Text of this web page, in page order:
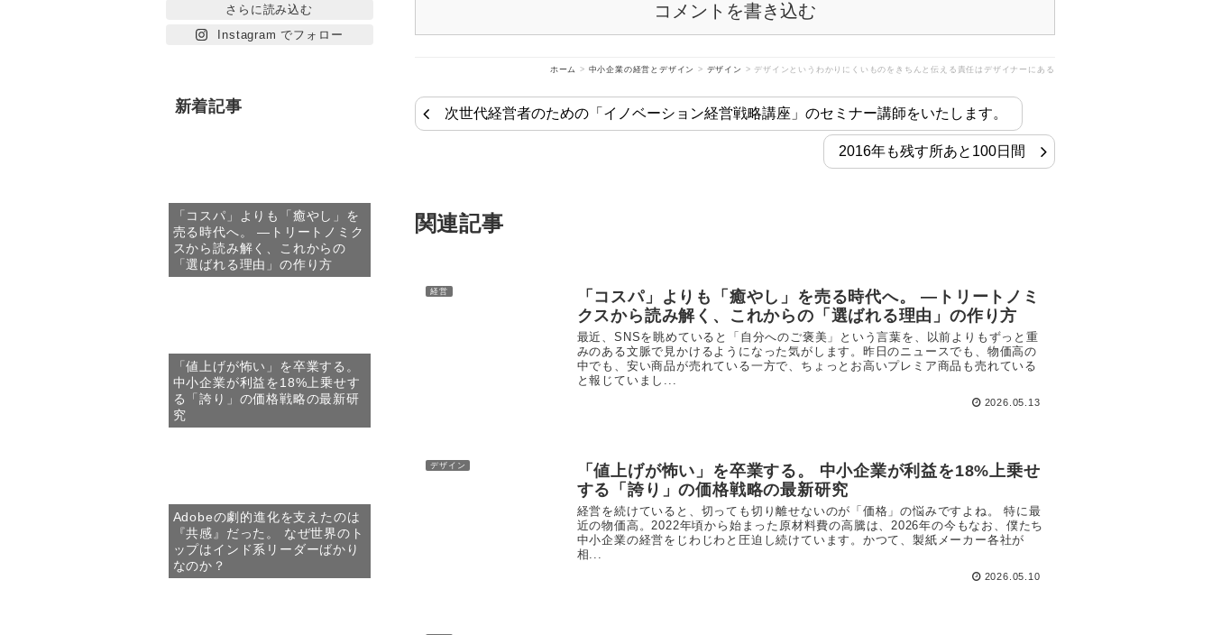
コメントを書き込む
ホーム > 中小企業の経営とデザイン > デザイン >デザインというわかりにくいものをきちんと伝える責任はデザイナーにある
次世代経営者のための「イノベーション経営戦略講座」のセミナー講師をいたします。
2016年も残す所あと100日間
関連記事
経営
「コスパ」よりも「癒やし」を売る時代へ。 —トリートノミ
クスから読み解く、これからの「選ばれる理由」の作り方
最近、SNSを眺めていると「自分へのご褒美」という言葉を、以前よりもずっと重
みのある文脈で見かけるようになった気がします。昨日のニュースでも、物価高の
中でも、安い商品が売れている一方で、ちょっとお高いプレミア商品も売れている
と報じていまし...
2026.05.13
デザイン
「値上げが怖い」を卒業する。 中小企業が利益を18%上乗せ
する「誇り」の価格戦略の最新研究
経営を続けていると、切っても切り離せないのが「価格」の悩みですよね。 特に最
近の物価高。2022年頃から始まった原材料費の高騰は、2026年の今もなお、僕たち
中小企業の経営をじわじわと圧迫し続けています。かつて、製紙メーカー各社が
相...
2026.05.10
さらに読み込む
Instagram でフォロー
新着記事
「コスパ」よりも「癒やし」を
売る時代へ。 —トリートノミク
スから読み解く、これからの
「選ばれる理由」の作り方
「値上げが怖い」を卒業する。
中小企業が利益を18%上乗せす
る「誇り」の価格戦略の最新研
究
Adobeの劇的進化を支えたのは
『共感』だった。 なぜ世界のト
ップはインド系リーダーばかり
なのか？